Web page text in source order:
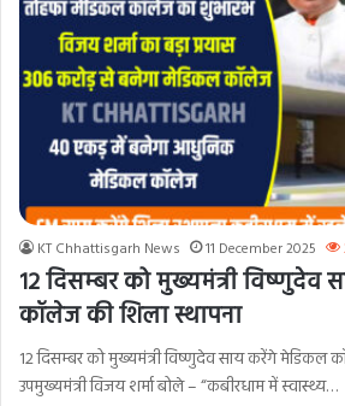
KT Chhattisgarh News 11 December 2025
12 दिसम्बर को मुख्यमंत्री
कॉलेज की शिला स्थापना
12 दिसम्बर को मुख्यमंत्री विष्णुदेव साय करेंगे मेडिकल
उपमुख्यमंत्री विजय शर्मा बोले – “कबीरधाम में स्वास्थ्य…